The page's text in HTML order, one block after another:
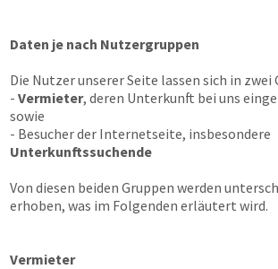
Daten je nach Nutzergruppen
Die Nutzer unserer Seite lassen sich in zwei
- Vermieter, deren Unterkunft bei uns
sowie
- Besucher der Internetseite, insbesondere
Unterkunftssuchende
Von diesen beiden Gruppen werden
erhoben, was im Folgenden erläutert wird.
Vermieter